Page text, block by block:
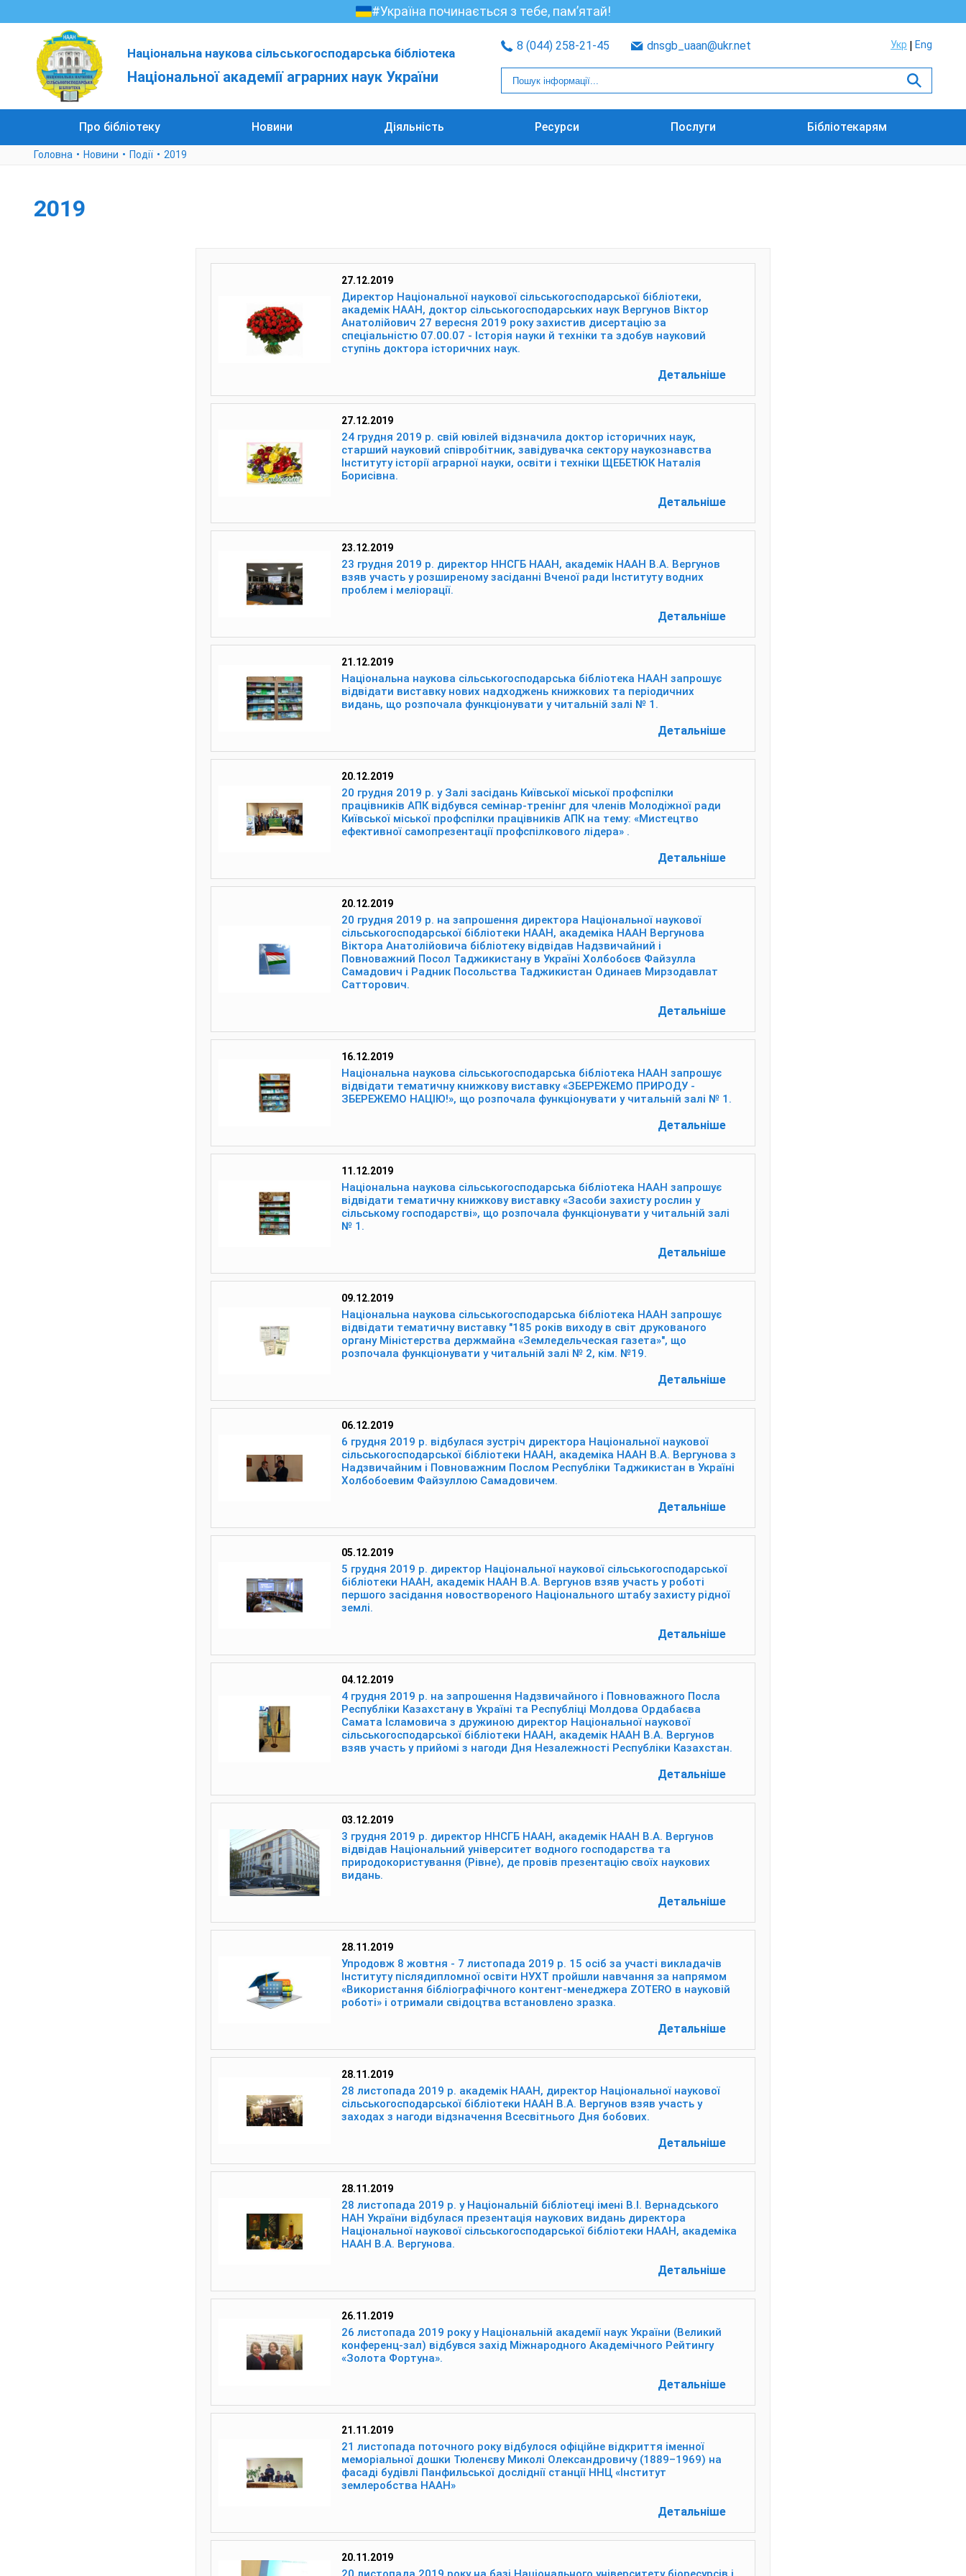
#Україна починається з тебе, пам’ятай!
Національна наукова сільськогосподарська бібліотека
Національної академії аграрних наук України
8 (044) 258-21-45 dnsgb_uaan@ukr.net Укр Eng
Про бібліотеку Новини Діяльність Ресурси Послуги Бібліотекарям
Головна Новини Події 2019
2019
27.12.2019
Директор Національної наукової сільськогосподарської бібліотеки,
академік НААН, доктор сільськогосподарських наук Вергунов Віктор
Анатолійович 27 вересня 2019 року захистив дисертацію за
спеціальністю 07.00.07 - Історія науки й техніки та здобув науковий
ступінь доктора історичних наук.
Детальніше
27.12.2019
24 грудня 2019 р. свій ювілей відзначила доктор історичних наук,
старший науковий співробітник, завідувачка сектору наукознавства
Інституту історії аграрної науки, освіти і техніки ЩЕБЕТЮК Наталія
Борисівна.
Детальніше
23.12.2019
23 грудня 2019 р. директор ННСГБ НААН, академік НААН В.А. Вергунов
взяв участь у розширеному засіданні Вченої ради Інституту водних
проблем і меліорації.
Детальніше
21.12.2019
Національна наукова сільськогосподарська бібліотека НААН запрошує
відвідати виставку нових надходжень книжкових та періодичних
видань, що розпочала функціонувати у читальній залі № 1.
Детальніше
20.12.2019
20 грудня 2019 р. у Залі засідань Київської міської профспілки
працівників АПК відбувся семінар-тренінг для членів Молодіжної ради
Київської міської профспілки працівників АПК на тему: «Мистецтво
ефективної самопрезентації профспілкового лідера» .
Детальніше
20.12.2019
20 грудня 2019 р. на запрошення директора Національної наукової
сільськогосподарської бібліотеки НААН, академіка НААН Вергунова
Віктора Анатолійовича бібліотеку відвідав Надзвичайний і
Повноважний Посол Таджикистану в Україні Холбобоєв Файзулла
Самадович і Радник Посольства Таджикистан Одинаев Мирзодавлат
Сатторович.
Детальніше
16.12.2019
Національна наукова сільськогосподарська бібліотека НААН запрошує
відвідати тематичну книжкову виставку «ЗБЕРЕЖЕМО ПРИРОДУ -
ЗБЕРЕЖЕМО НАЦІЮ!», що розпочала функціонувати у читальній залі № 1.
Детальніше
11.12.2019
Національна наукова сільськогосподарська бібліотека НААН запрошує
відвідати тематичну книжкову виставку «Засоби захисту рослин у
сільському господарстві», що розпочала функціонувати у читальній залі
№ 1.
Детальніше
09.12.2019
Національна наукова сільськогосподарська бібліотека НААН запрошує
відвідати тематичну виставку "185 років виходу в світ друкованого
органу Міністерства держмайна «Земледельческая газета»", що
розпочала функціонувати у читальній залі № 2, кім. №19.
Детальніше
06.12.2019
6 грудня 2019 р. відбулася зустріч директора Національної наукової
сільськогосподарської бібліотеки НААН, академіка НААН В.А. Вергунова з
Надзвичайним і Повноважним Послом Республіки Таджикистан в Україні
Холбобоевим Файзуллою Самадовичем.
Детальніше
05.12.2019
5 грудня 2019 р. директор Національної наукової сільськогосподарської
бібліотеки НААН, академік НААН В.А. Вергунов взяв участь у роботі
першого засідання новоствореного Національного штабу захисту рідної
землі.
Детальніше
04.12.2019
4 грудня 2019 р. на запрошення Надзвичайного і Повноважного Посла
Республіки Казахстану в Україні та Республіці Молдова Ордабаєва
Самата Ісламовича з дружиною директор Національної наукової
сільськогосподарської бібліотеки НААН, академік НААН В.А. Вергунов
взяв участь у прийомі з нагоди Дня Незалежності Республіки Казахстан.
Детальніше
03.12.2019
3 грудня 2019 р. директор ННСГБ НААН, академік НААН В.А. Вергунов
відвідав Національний університет водного господарства та
природокористування (Рівне), де провів презентацію своїх наукових
видань.
Детальніше
28.11.2019
Упродовж 8 жовтня - 7 листопада 2019 р. 15 осіб за участі викладачів
Інституту післядипломної освіти НУХТ пройшли навчання за напрямом
«Використання бібліографічного контент-менеджера ZOTERO в науковій
роботі» і отримали свідоцтва встановлено зразка.
Детальніше
28.11.2019
28 листопада 2019 р. академік НААН, директор Національної наукової
сільськогосподарської бібліотеки НААН В.А. Вергунов взяв участь у
заходах з нагоди відзначення Всесвітнього Дня бобових.
Детальніше
28.11.2019
28 листопада 2019 р. у Національній бібліотеці імені В.І. Вернадського
НАН України відбулася презентація наукових видань директора
Національної наукової сільськогосподарської бібліотеки НААН, академіка
НААН В.А. Вергунова.
Детальніше
26.11.2019
26 листопада 2019 року у Національній академії наук України (Великий
конференц-зал) відбувся захід Міжнародного Академічного Рейтингу
«Золота Фортуна».
Детальніше
21.11.2019
21 листопада поточного року відбулося офіційне відкриття іменної
меморіальної дошки Тюленєву Миколі Олександровичу (1889–1969) на
фасаді будівлі Панфильської досліднії станції ННЦ «Інститут
землеробства НААН»
Детальніше
20.11.2019